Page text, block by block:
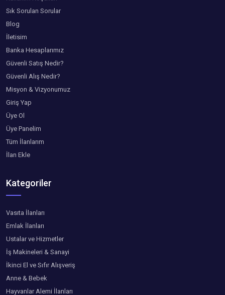
Sık Sorulan Sorular
Blog
İletisim
Banka Hesaplarımız
Güvenli Satış Nedir?
Güvenli Alış Nedir?
Misyon & Vizyonumuz
Giriş Yap
Üye Ol
Üye Panelim
Tüm İlanlarım
İlan Ekle
Kategoriler
Vasıta İlanları
Emlak İlanları
Ustalar ve Hizmetler
İş Makineleri & Sanayi
İkinci El ve Sıfır Alışveriş
Anne & Bebek
Hayvanlar Alemi İlanları